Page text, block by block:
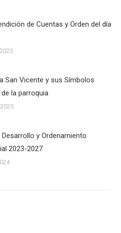
de Cuentas y Orden del día
San Vicente y sus Símbolos
la parroquia
Desarrollo y Ordenamiento
2023-2027